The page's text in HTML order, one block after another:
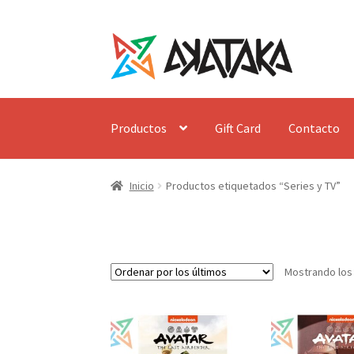
Ir
a
la
navegación
Ir
al
contenido
Productos Gift Card Contacto
Inicio Productos etiquetados “Series y TV”
Mostrando